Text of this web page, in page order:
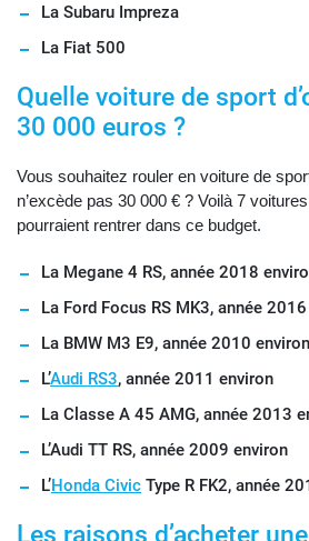
La Subaru Impreza
La Fiat 500
Quelle voiture de sport
30 000 euros ?
Vous souhaitez rouler en voiture de
n’excède pas 30 000 € ? Voilà 7
pourraient rentrer dans ce budget.
La Megane 4 RS, année 2018
La Ford Focus RS MK3, année
La BMW M3 E9, année 2010 environ
L’Audi RS3, année 2011 environ
La Classe A 45 AMG, année 2013
L’Audi TT RS, année 2009 environ
L’Honda Civic Type R FK2, année
Les raisons d’acheter